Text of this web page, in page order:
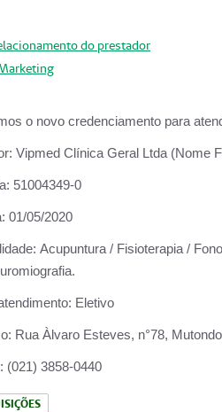
do prestador
o novo credenciamento para
Vipmed Clínica Geral Ltda (Nome
51004349-0
01/05/2020
Acupuntura / Fisioterapia /
Eletivo
Rua Àlvaro Esteves, n°78,
(021) 3858-0440